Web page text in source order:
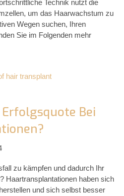
Technik nutzt die
um das Haarwachstum zu
Wegen suchen, Ihren
Sie im Folgenden mehr
Bei
zu kämpfen und dadurch Ihr
Haartransplantationen haben sich
und sich selbst besser